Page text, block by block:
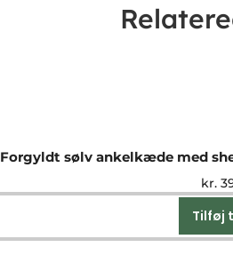
Forgyldt sølv ankelkæde med
kr.
Tilføj